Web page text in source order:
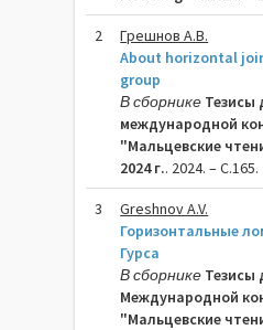
2
Грешнов А.В.
About horizontal
group
В сборнике Тезисы
международной
"Мальцевские
2024 г.. 2024. – C.165.
3
Greshnov A.V.
Горизонтальные
Гурса
В сборнике Тезисы
Международной
"Мальцевские